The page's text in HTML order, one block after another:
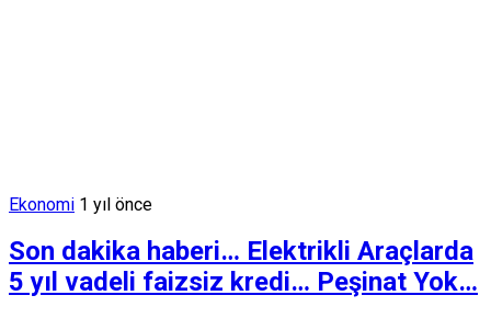
Ekonomi 1 yıl önce
Son dakika haberi… Elektrikli Araçlarda
5 yıl vadeli faizsiz kredi… Peşinat Yok…